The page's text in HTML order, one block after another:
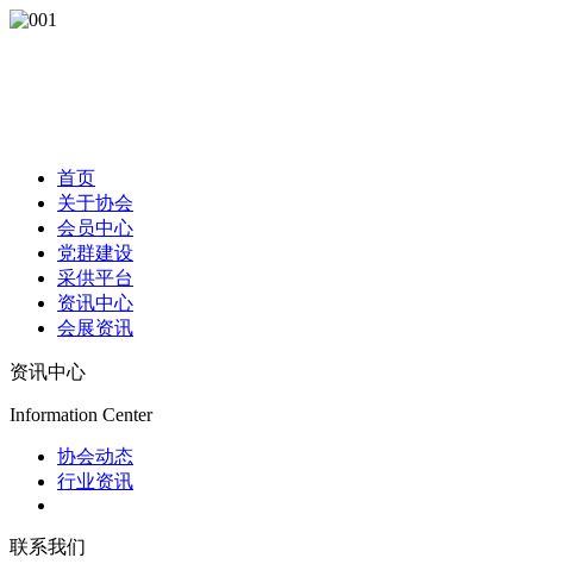
首页
关于协会
会员中心
党群建设
采供平台
资讯中心
会展资讯
资讯中心
Information Center
协会动态
行业资讯
联系我们